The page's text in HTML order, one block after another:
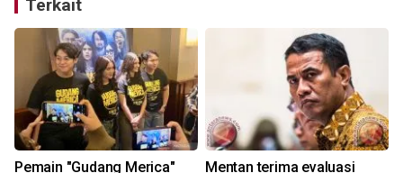
Terkait
Pemain "Gudang Merica" Mentan terima evaluasi